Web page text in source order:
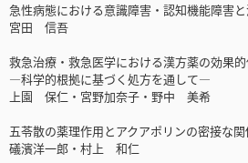
急性病態における意識障害・認知機能障害
宮田 信吾
救急治療・救急医学における漢方薬の効果
—科学的根拠に基づく処方を通して—
上園 保仁・宮野加奈子・野中 美希
五苓散の薬理作用とアクアポリンの密接な
礒濱洋一郎・村上 和仁